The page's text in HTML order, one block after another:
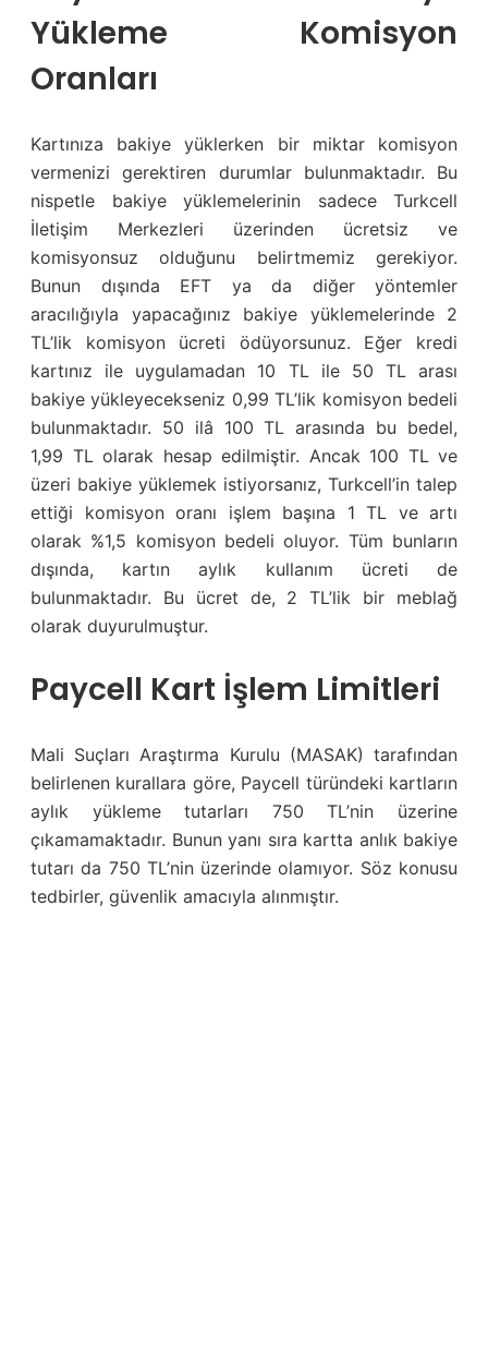
Yükleme Komisyon
Oranları
Kartınıza bakiye yüklerken bir miktar komisyon
vermenizi gerektiren durumlar bulunmaktadır. Bu
nispetle bakiye yüklemelerinin sadece Turkcell
İletişim Merkezleri üzerinden ücretsiz ve
komisyonsuz olduğunu belirtmemiz gerekiyor.
Bunun dışında EFT ya da diğer yöntemler
aracılığıyla yapacağınız bakiye yüklemelerinde 2
TL’lik komisyon ücreti ödüyorsunuz. Eğer kredi
kartınız ile uygulamadan 10 TL ile 50 TL arası
bakiye yükleyecekseniz 0,99 TL’lik komisyon bedeli
bulunmaktadır. 50 ilâ 100 TL arasında bu bedel,
1,99 TL olarak hesap edilmiştir. Ancak 100 TL ve
üzeri bakiye yüklemek istiyorsanız, Turkcell’in talep
ettiği komisyon oranı işlem başına 1 TL ve artı
olarak %1,5 komisyon bedeli oluyor. Tüm bunların
dışında, kartın aylık kullanım ücreti de
bulunmaktadır. Bu ücret de, 2 TL’lik bir meblağ
olarak duyurulmuştur.
Paycell Kart İşlem Limitleri
Mali Suçları Araştırma Kurulu (MASAK) tarafından
belirlenen kurallara göre, Paycell türündeki kartların
aylık yükleme tutarları 750 TL’nin üzerine
çıkamamaktadır. Bunun yanı sıra kartta anlık bakiye
tutarı da 750 TL’nin üzerinde olamıyor. Söz konusu
tedbirler, güvenlik amacıyla alınmıştır.